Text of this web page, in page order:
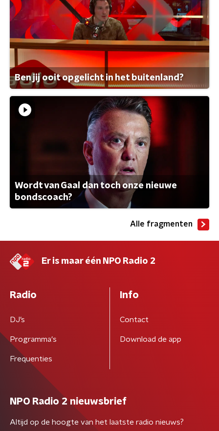
Ben jij ooit opgelicht in het buitenland?
Wordt van Gaal dan toch onze nieuwe
bondscoach?
Alle fragmenten
Er is maar één NPO Radio 2
Radio
DJ’s
Programma's
Frequenties
Info
Contact
Download de app
NPO Radio 2 nieuwsbrief
Altijd op de hoogte van het laatste radio nieuws?